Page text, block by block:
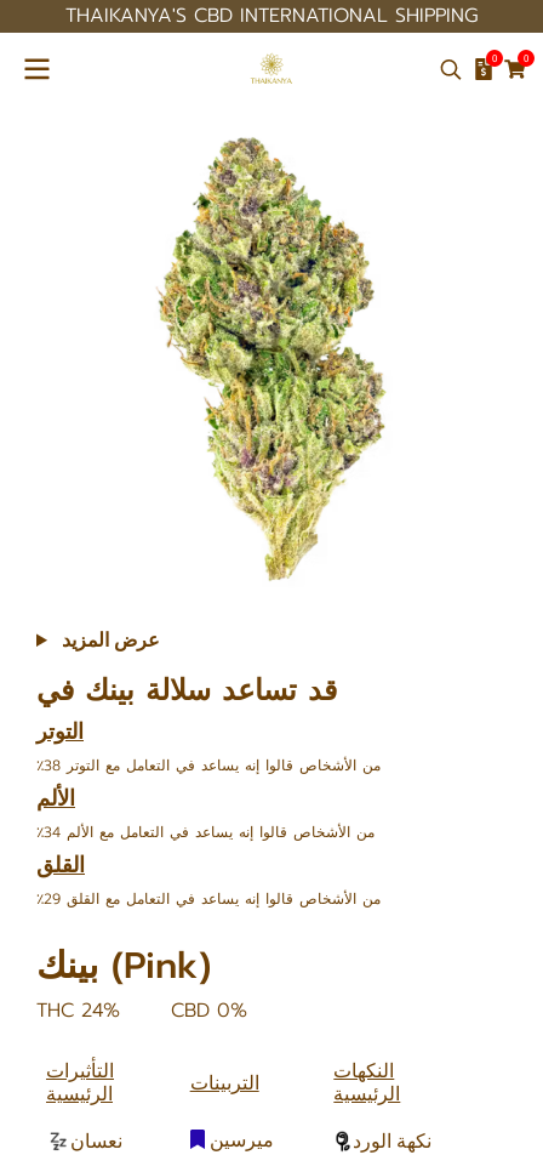
THAIKANYA'S CBD INTERNATIONAL SHIPPING
0 0
عرض المزيد
قد تساعد سلالة بينك في
التوتر
٪38 من الأشخاص قالوا إنه يساعد في التعامل مع التوتر
الألم
٪34 من الأشخاص قالوا إنه يساعد في التعامل مع الألم
القلق
٪29 من الأشخاص قالوا إنه يساعد في التعامل مع القلق
بينك (Pink)
THC 24% CBD 0%
التأثيرات
الرئيسية
التربينات
النكهات
الرئيسية
نعسان
ميرسين
نكهة الورد